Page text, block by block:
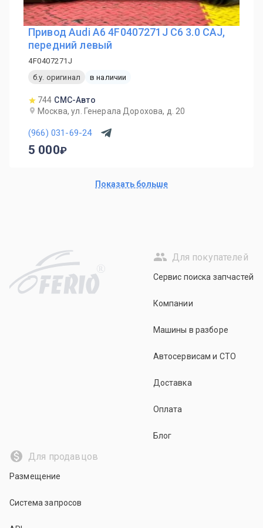
Привод Audi A6 4F0407271J C6 3.0 CAJ,
передний левый
4F0407271J
б.у. оригинал
в наличии
744 СМС-Авто
Москва, ул. Генерала Дорохова, д. 20
(966) 031-69-24
5 000
Показать больше
R
Для покупателей
Сервис поиска запчастей
Компании
Машины в разборе
Автосервисам и СТО
Доставка
Оплата
Блог
Для продавцов
Размещение
Система запросов